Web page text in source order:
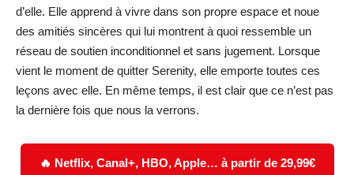
d’elle. Elle apprend à vivre dans son propre espace et noue
des amitiés sincères qui lui montrent à quoi ressemble un
réseau de soutien inconditionnel et sans jugement. Lorsque
vient le moment de quitter Serenity, elle emporte toutes ces
leçons avec elle. En même temps, il est clair que ce n’est pas
la dernière fois que nous la verrons.
🔥 Netflix, Canal+, HBO, Apple… à partir de 29,99€